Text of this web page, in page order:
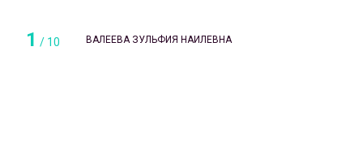
1 / 10 ВАЛЕЕВА ЗУЛЬФИЯ НАИЛЕВНА